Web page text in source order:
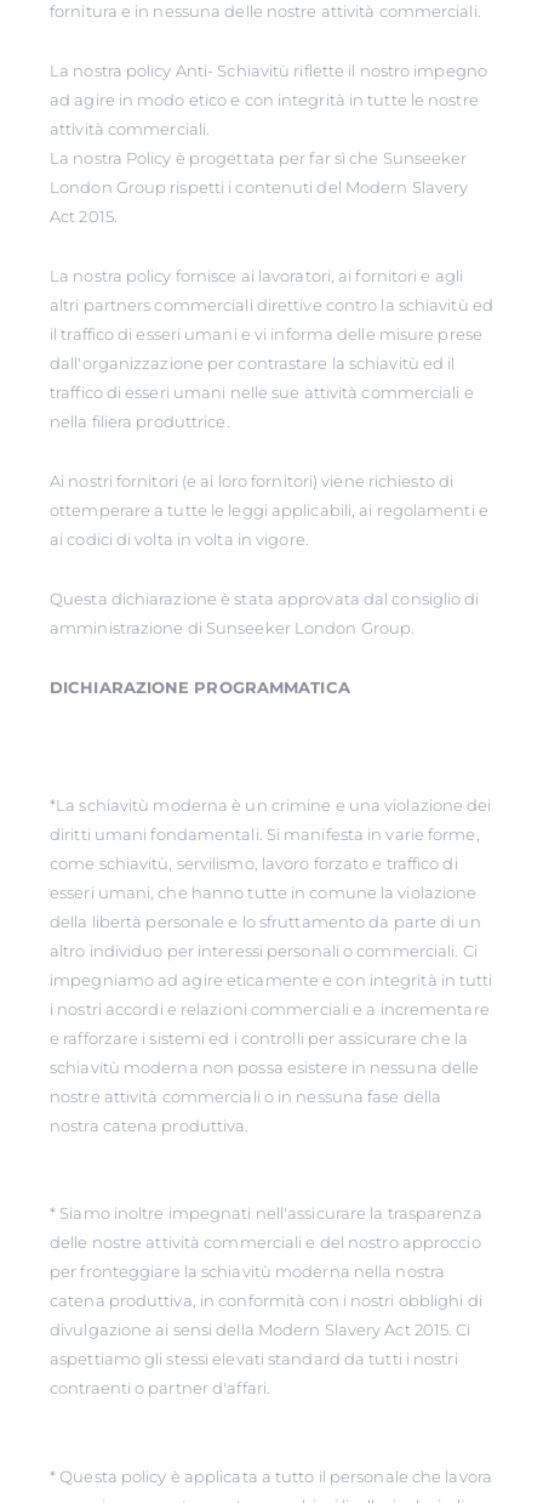
fornitura e in nessuna delle nostre attività commerciali.
La nostra policy Anti- Schiavitù riflette il nostro impegno
ad agire in modo etico e con integrità in tutte le nostre
attività commerciali.
La nostra Policy è progettata per far sì che Sunseeker
London Group rispetti i contenuti del Modern Slavery
Act 2015.
La nostra policy fornisce ai lavoratori, ai fornitori e agli
altri partners commerciali direttive contro la schiavitù ed
il traffico di esseri umani e vi informa delle misure prese
dall'organizzazione per contrastare la schiavitù ed il
traffico di esseri umani nelle sue attività commerciali e
nella filiera produttrice.
Ai nostri fornitori (e ai loro fornitori) viene richiesto di
ottemperare a tutte le leggi applicabili, ai regolamenti e
ai codici di volta in volta in vigore.
Questa dichiarazione è stata approvata dal consiglio di
amministrazione di Sunseeker London Group.
DICHIARAZIONE PROGRAMMATICA
*La schiavitù moderna è un crimine e una violazione dei
diritti umani fondamentali. Si manifesta in varie forme,
come schiavitù, servilismo, lavoro forzato e traffico di
esseri umani, che hanno tutte in comune la violazione
della libertà personale e lo sfruttamento da parte di un
altro individuo per interessi personali o commerciali. Ci
impegniamo ad agire eticamente e con integrità in tutti
i nostri accordi e relazioni commerciali e a incrementare
e rafforzare i sistemi ed i controlli per assicurare che la
schiavitù moderna non possa esistere in nessuna delle
nostre attività commerciali o in nessuna fase della
nostra catena produttiva.
* Siamo inoltre impegnati nell'assicurare la trasparenza
delle nostre attività commerciali e del nostro approccio
per fronteggiare la schiavitù moderna nella nostra
catena produttiva, in conformità con i nostri obblighi di
divulgazione ai sensi della Modern Slavery Act 2015. Ci
aspettiamo gli stessi elevati standard da tutti i nostri
contraenti o partner d'affari.
* Questa policy è applicata a tutto il personale che lavora